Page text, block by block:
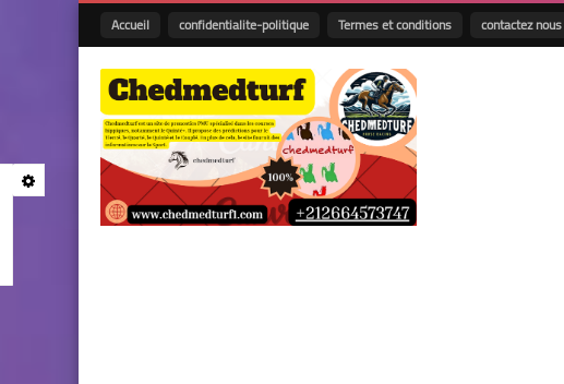
Accueil confidentialite-politique Termes et conditions contactez nous